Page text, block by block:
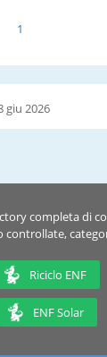
1
giu 2026
completa di
Riciclo ENF
ENF Solar